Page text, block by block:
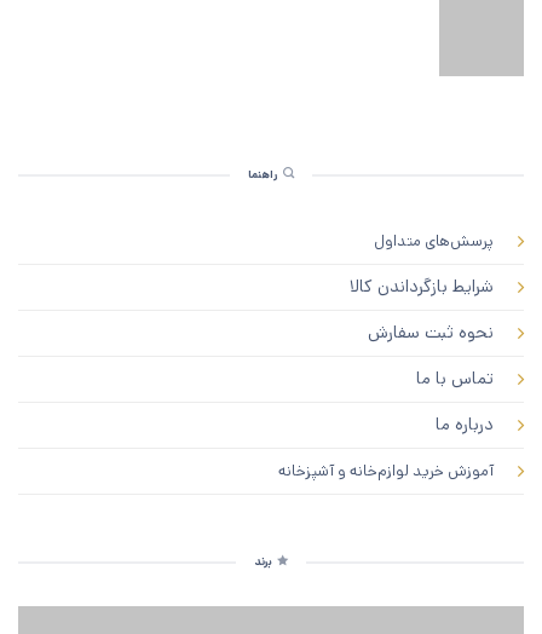
راهنما
پرسش‌های متداول
شرایط بازگرداندن کالا
نحوه ثبت سفارش
تماس با ما
درباره ما
آموزش خرید لوازم‌خانه و آشپزخانه
برند